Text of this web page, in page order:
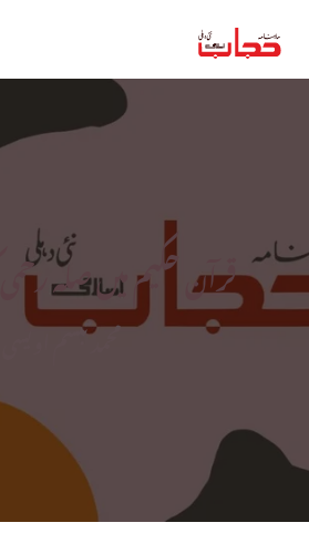
قرآن حکیم میں صلہ
محمد تبسم اویسی